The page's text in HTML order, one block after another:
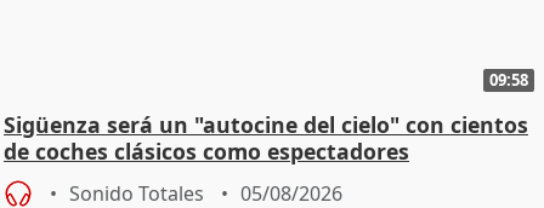
09:58
Sigüenza será un "autocine del cielo" con cientos
de coches clásicos como espectadores
Sonido Totales 05/08/2026